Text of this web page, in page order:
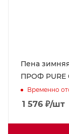
Пена
ПРОФ PURE
Временно
1 576 ₽/шт